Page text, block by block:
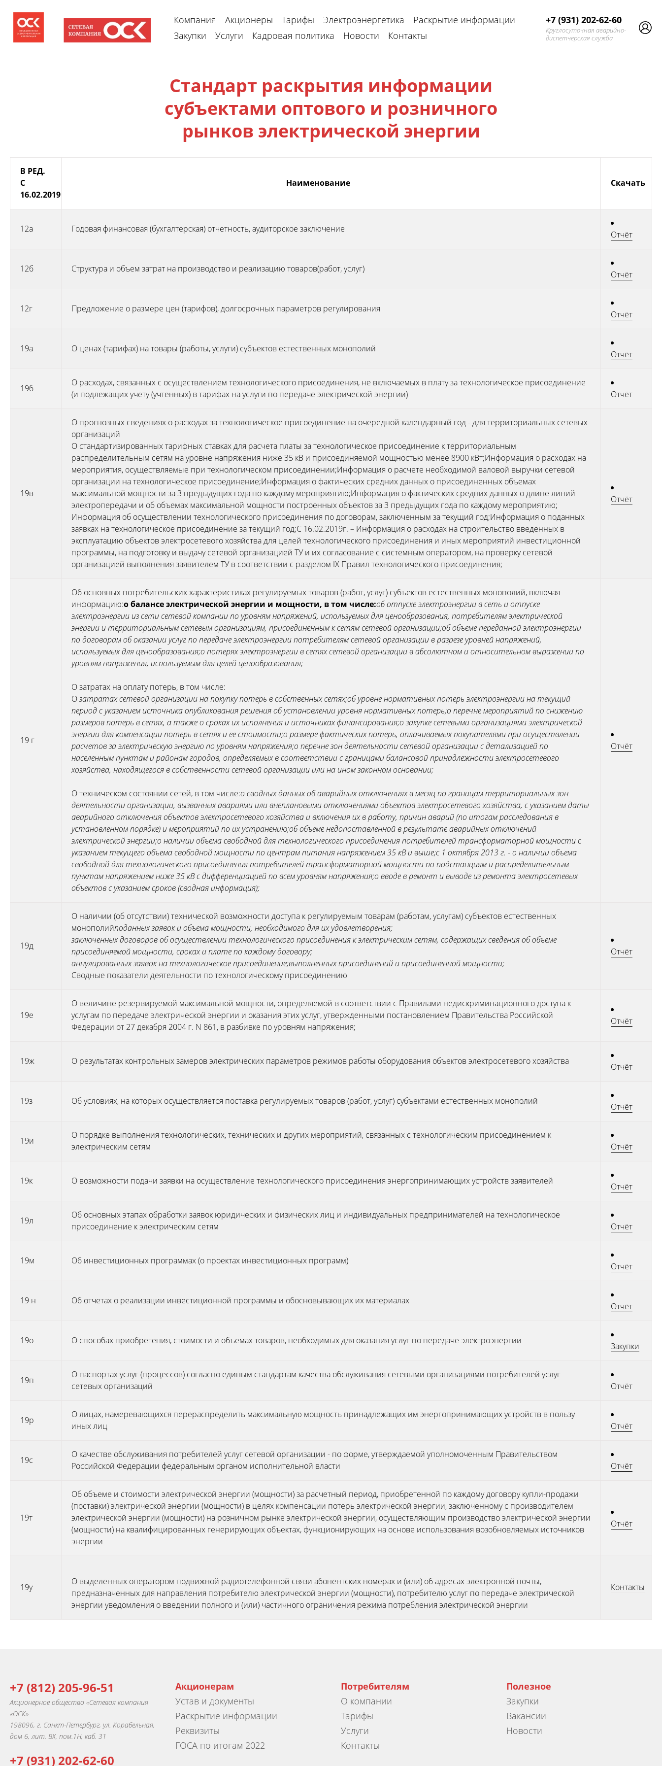
Компания Акционеры Тарифы Электроэнергетика
Раскрытие информации
Закупки
Услуги Кадровая политика Новости Контакты
+7 (931) 202-62-60
Круглосуточная аварийно-
диспетчерская служба
Стандарт раскрытия информации
субъектами оптового и розничного
рынков электрической энергии
В РЕД.
С
16.02.2019
Наименование Скачать
12а Годовая финансовая (бухгалтерская) отчетность, аудиторское заключение
Отчёт
12б Структура и объем затрат на производство и реализацию товаров(работ, услуг)
Отчёт
12г Предложение о размере цен (тарифов), долгосрочных параметров регулирования
Отчёт
19а О ценах (тарифах) на товары (работы, услуги) субъектов естественных монополий
Отчёт
19б
О расходах, связанных с осуществлением технологического присоединения, не включаемых в плату за технологическое присоединение
(и подлежащих учету (учтенных) в тарифах на услуги по передаче электрической энергии)
Отчёт
19в
О прогнозных сведениях о расходах за технологическое присоединение на очередной календарный год - для территориальных сетевых
организаций
О стандартизированных тарифных ставках для расчета платы за технологическое присоединение к территориальным
распределительным сетям на уровне напряжения ниже 35 кВ и присоединяемой мощностью менее 8900 кВт;Информация о расходах на
мероприятия, осуществляемые при технологическом присоединении;Информация о расчете необходимой валовой выручки сетевой
организации на технологическое присоединение;Информация о фактических средних данных о присоединенных объемах
максимальной мощности за 3 предыдущих года по каждому мероприятию;Информация о фактических средних данных о длине линий
электропередачи и об объемах максимальной мощности построенных объектов за 3 предыдущих года по каждому мероприятию;
Информация об осуществлении технологического присоединения по договорам, заключенным за текущий год;Информация о поданных
заявках на технологическое присоединение за текущий год;С 16.02.2019г. – Информация о расходах на строительство введенных в
эксплуатацию объектов электросетевого хозяйства для целей технологического присоединения и иных мероприятий инвестиционной
программы, на подготовку и выдачу сетевой организацией ТУ и их согласование с системным оператором, на проверку сетевой
организацией выполнения заявителем ТУ в соответствии с разделом IX Правил технологического присоединения;
Отчёт
19 г
Об основных потребительских характеристиках регулируемых товаров (работ, услуг) субъектов естественных монополий, включая
информацию:о балансе электрической энергии и мощности, в том числе:об отпуске электроэнергии в сеть и отпуске
электроэнергии из сети сетевой компании по уровням напряжений, используемых для ценообразования, потребителям электрической
энергии и территориальным сетевым организациям, присоединенным к сетям сетевой организации;об объеме переданной электроэнергии
по договорам об оказании услуг по передаче электроэнергии потребителям сетевой организации в разрезе уровней напряжений,
используемых для ценообразования;о потерях электроэнергии в сетях сетевой организации в абсолютном и относительном выражении по
уровням напряжения, используемым для целей ценообразования;
О затратах на оплату потерь, в том числе:
Озатратах сетевой организации на покупку потерь в собственных сетях;об уровне нормативных потерь электроэнергии на текущий
период с указанием источника опубликования решения об установлении уровня нормативных потерь;о перечне мероприятий по снижению
размеров потерь в сетях, а также о сроках их исполнения и источниках финансирования;о закупке сетевыми организациями электрической
энергии для компенсации потерь в сетях и ее стоимости;о размере фактических потерь, оплачиваемых покупателями при осуществлении
расчетов за электрическую энергию по уровням напряжения;о перечне зон деятельности сетевой организации с детализацией по
населенным пунктам и районам городов, определяемых в соответствии с границами балансовой принадлежности электросетевого
хозяйства, находящегося в собственности сетевой организации или на ином законном основании;
О техническом состоянии сетей, в том числе:о сводных данных об аварийных отключениях в месяц по границам территориальных зон
деятельности организации, вызванных авариями или внеплановыми отключениями объектов электросетевого хозяйства, с указанием даты
аварийного отключения объектов электросетевого хозяйства и включения их в работу, причин аварий (по итогам расследования в
установленном порядке) и мероприятий по их устранению;об объеме недопоставленной в результате аварийных отключений
электрической энергии;о наличии объема свободной для технологического присоединения потребителей трансформаторной мощности с
указанием текущего объема свободной мощности по центрам питания напряжением 35 кВ и выше;с 1 октября 2013 г. - о наличии объема
свободной для технологического присоединения потребителей трансформаторной мощности по подстанциям и распределительным
пунктам напряжением ниже 35 кВ с дифференциацией по всем уровням напряжения;о вводе в ремонт и выводе из ремонта электросетевых
объектов с указанием сроков (сводная информация);
Отчёт
19д
О наличии (об отсутствии) технической возможности доступа к регулируемым товарам (работам, услугам) субъектов естественных
монополийподанных заявок и объема мощности, необходимого для их удовлетворения;
заключенных договоров об осуществлении технологического присоединения к электрическим сетям, содержащих сведения об объеме
присоединяемой мощности, сроках и плате по каждому договору;
аннулированных заявок на технологическое присоединение;выполненных присоединений и присоединенной мощности;
Сводные показатели деятельности по технологическому присоединению
Отчёт
19е
О величине резервируемой максимальной мощности, определяемой в соответствии с Правилами недискриминационного доступа к
услугам по передаче электрической энергии и оказания этих услуг, утвержденными постановлением Правительства Российской
Федерации от 27 декабря 2004 г. N 861, в разбивке по уровням напряжения;
Отчёт
19ж О результатах контрольных замеров электрических параметров режимов работы оборудования объектов электросетевого хозяйства
Отчёт
19з Об условиях, на которых осуществляется поставка регулируемых товаров (работ, услуг) субъектами естественных монополий
Отчёт
19и
О порядке выполнения технологических, технических и других мероприятий, связанных с технологическим присоединением к
электрическим сетям
Отчёт
19к О возможности подачи заявки на осуществление технологического присоединения энергопринимающих устройств заявителей
Отчёт
19л
Об основных этапах обработки заявок юридических и физических лиц и индивидуальных предпринимателей на технологическое
присоединение к электрическим сетям
Отчёт
19м Об инвестиционных программах (о проектах инвестиционных программ)
Отчёт
19 н Об отчетах о реализации инвестиционной программы и обосновывающих их материалах
Отчёт
19о О способах приобретения, стоимости и объемах товаров, необходимых для оказания услуг по передаче электроэнергии
Закупки
19п
О паспортах услуг (процессов) согласно единым стандартам качества обслуживания сетевыми организациями потребителей услуг
сетевых организаций
Отчёт
19р
О лицах, намеревающихся перераспределить максимальную мощность принадлежащих им энергопринимающих устройств в пользу
иных лиц
Отчёт
19с
О качестве обслуживания потребителей услуг сетевой организации - по форме, утверждаемой уполномоченным Правительством
Российской Федерации федеральным органом исполнительной власти
Отчёт
19т
Об объеме и стоимости электрической энергии (мощности) за расчетный период, приобретенной по каждому договору купли-продажи
(поставки) электрической энергии (мощности) в целях компенсации потерь электрической энергии, заключенному с производителем
электрической энергии (мощности) на розничном рынке электрической энергии, осуществляющим производство электрической энергии
(мощности) на квалифицированных генерирующих объектах, функционирующих на основе использования возобновляемых источников
энергии
Отчёт
19у
О выделенных оператором подвижной радиотелефонной связи абонентских номерах и (или) об адресах электронной почты,
предназначенных для направления потребителю электрической энергии (мощности), потребителю услуг по передаче электрической
энергии уведомления о введении полного и (или) частичного ограничения режима потребления электрической энергии
Контакты
+7 (812) 205-96-51
Акционерное общество «Сетевая компания
«ОСК»
198096, г. Санкт-Петербург, ул. Корабельная,
дом 6, лит. ВХ, пом.1Н, каб. 31
+7 (931) 202-62-60
Акционерам
Устав и документы
Раскрытие информации
Реквизиты
ГОСА по итогам 2022
Потребителям
О компании
Тарифы
Услуги
Контакты
Полезное
Закупки
Вакансии
Новости